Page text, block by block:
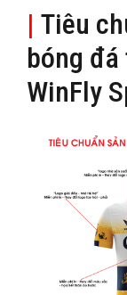
| Tiêu
bóng
WinFly